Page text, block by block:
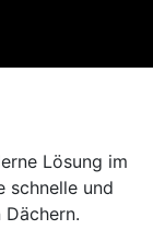
Lösung im
schnelle und